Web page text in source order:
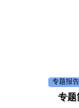
专题报告
专题